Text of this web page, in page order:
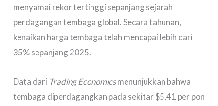
menyamai rekor tertinggi sepanjang sejarah
perdagangan tembaga global. Secara tahunan,
kenaikan harga tembaga telah mencapai lebih dari
35% sepanjang 2025.
Data dari Trading Economicsmenunjukkan bahwa
tembaga diperdagangkan pada sekitar $5,41 per pon